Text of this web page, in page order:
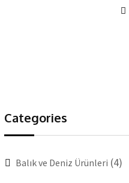
Categories
Balık ve Deniz Ürünleri (4)